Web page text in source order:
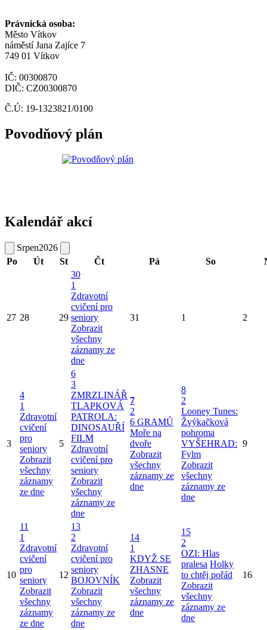
Právnická osoba:
Město Vítkov
náměstí Jana Zajíce 7
749 01 Vítkov
IČ: 00300870
DIČ: CZ00300870
Č.Ú: 19-1323821/0100
Povodňový plán
Kalendář akcí
Srpen2026
Po
Út St Čt Pá So
27 28 29
30
1
Zdravotní
cvičení pro
seniory
Zobrazit
všechny
záznamy ze
dne
31 1 2
3
4
1
Zdravotní
cvičení
pro
seniory
Zobrazit
všechny
záznamy
ze dne
5
6
3
ZMRZLINÁŘ
TLAPKOVÁ
PATROLA:
DINOSAUŘÍ
FILM
Zdravotní
cvičení pro
seniory
Zobrazit
všechny
záznamy ze
dne
7
2
6 GRAMŮ
Moře na
dvoře
Zobrazit
všechny
záznamy ze
dne
8
2
Looney Tunes:
Žvýkačková
pohroma
VYŠEHRAD:
Fylm
Zobrazit
všechny
záznamy ze
dne
9
10
11
1
Zdravotní
cvičení
pro
seniory
Zobrazit
všechny
záznamy
ze dne
12
13
2
Zdravotní
cvičení pro
seniory
BOJOVNÍK
Zobrazit
všechny
záznamy ze
dne
14
1
KDYŽ SE
ZHASNE
Zobrazit
všechny
záznamy ze
dne
15
2
OZI: Hlas
pralesa Holky
to chtěj pořád
Zobrazit
všechny
záznamy ze
dne
16